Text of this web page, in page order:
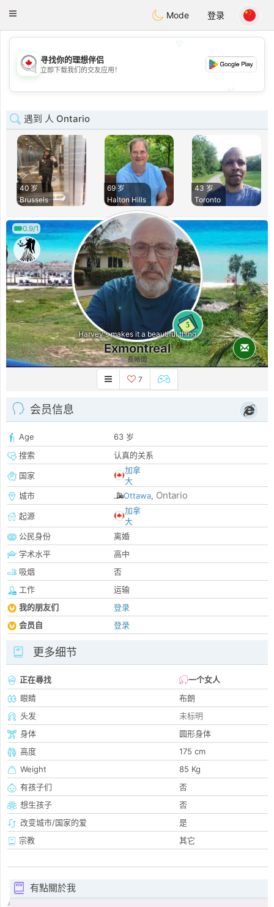
CANADIANchat
Toggle
Mode 登录
💖
💕
寻找你的理想伴侣
立即下载我们的交友应用！
遇到 人 Ontario
40 岁
Brussels
69 岁
Halton Hills
43 岁
Toronto
0.9/1
5
Harvey's makes it a beautiful thing
Exmontreal
長時間
7
会员信息
Age
63 岁
搜索
认真的关系
国家
加拿
大
城市
Ottawa, Ontario
起源
加拿
大
公民身份
离婚
学术水平
高中
吸烟
否
工作
运输
我的朋友们
登录
会员自
登录
更多细节
正在尋找
一个女人
眼睛
布朗
头发
未标明
身体
圆形身体
高度
175 cm
Weight
85 Kg
有孩子们
否
想生孩子
否
改变城市/国家的爱
是
宗教
其它
有點關於我